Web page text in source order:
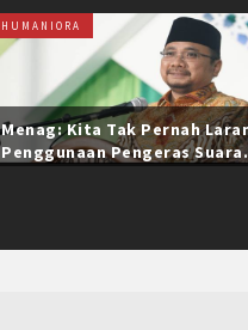
Belasan Miliar
HUMANIORA
Menag: Kita Tak Pernah
Penggunaan Pengeras Suara